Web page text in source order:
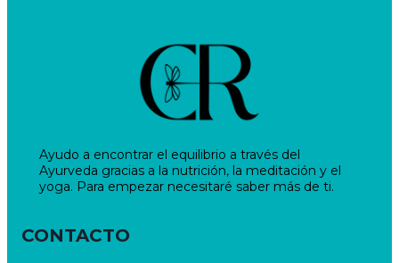
Ayudo a encontrar el equilibrio a través del
Ayurveda gracias a la nutrición, la meditación y el
yoga. Para empezar necesitaré saber más de ti.
CONTACTO